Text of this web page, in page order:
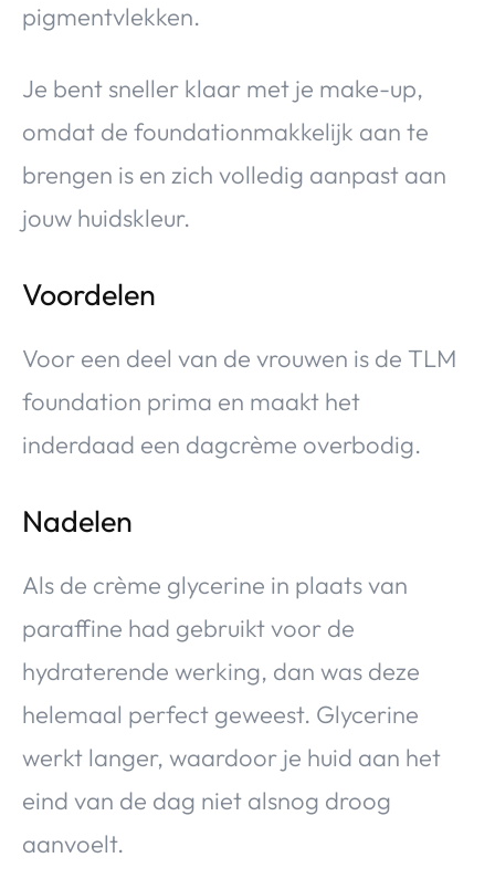
pigmentvlekken.
Je bent sneller klaar met je make-up,
omdat de foundationmakkelijk aan te
brengen is en zich volledig aanpast aan
jouw huidskleur.
Voordelen
Voor een deel van de vrouwen is de TLM
foundation prima en maakt het
inderdaad een dagcrème overbodig.
Nadelen
Als de crème glycerine in plaats van
paraffine had gebruikt voor de
hydraterende werking, dan was deze
helemaal perfect geweest. Glycerine
werkt langer, waardoor je huid aan het
eind van de dag niet alsnog droog
aanvoelt.